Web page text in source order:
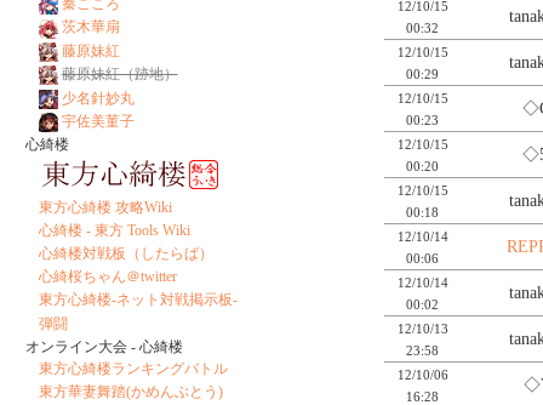
12/10/15
00:32
12/10/15
00:29
12/10/15
00:23
12/10/15
00:20
12/10/15
00:18
12/10/14
00:06
12/10/14
00:02
12/10/13
23:58
12/10/06
16:28
秦こころ
茨木華扇
藤原妹紅
藤原妹紅（跡地）
少名針妙丸
宇佐美菫子
心綺楼
東方心綺楼 攻略Wiki
心綺楼 - 東方 Tools Wiki
心綺楼対戦板（したらば）
心綺桜ちゃん＠twitter
東方心綺楼-ネット対戦掲示板-
弾闘
オンライン大会 - 心綺楼
東方心綺楼ランキングバトル
東方華妻舞踏(かめんぶとう)